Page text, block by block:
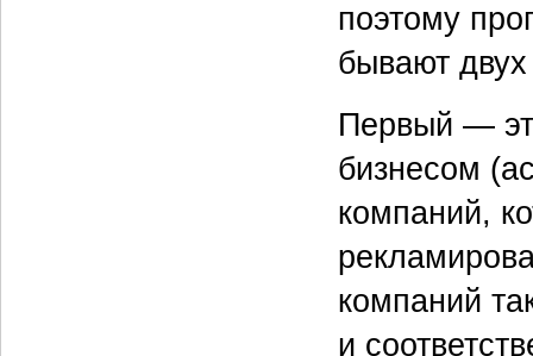
поэтому
бывают
Первый —
бизнесом
компаний,
компаний
и